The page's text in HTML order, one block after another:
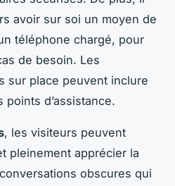
avoir sur soi un moyen de
téléphone chargé, pour
de besoin. Les
sur place peuvent inclure
d’assistance.
, les visiteurs peuvent
pleinement apprécier la
obscures qui